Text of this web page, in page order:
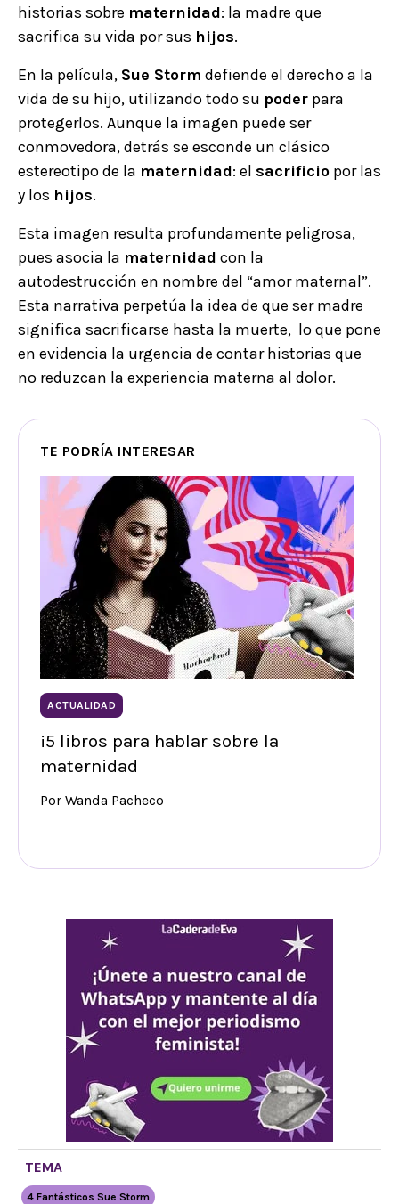
historias sobre maternidad: la madre que
sacrifica su vida por sus hijos.
En la película, Sue Storm defiende el derecho a la
vida de su hijo, utilizando todo su poder para
protegerlos. Aunque la imagen puede ser
conmovedora, detrás se esconde un clásico
estereotipo de la maternidad: el sacrificio por las
y los hijos.
Esta imagen resulta profundamente peligrosa,
pues asocia la maternidad con la
autodestrucción en nombre del “amor maternal”.
Esta narrativa perpetúa la idea de que ser madre
significa sacrificarse hasta la muerte, lo que pone
en evidencia la urgencia de contar historias que
no reduzcan la experiencia materna al dolor.
TE PODRÍA INTERESAR
ACTUALIDAD
¡5 libros para hablar sobre la
maternidad
Por Wanda Pacheco
TEMA
4 Fantásticos Sue Storm